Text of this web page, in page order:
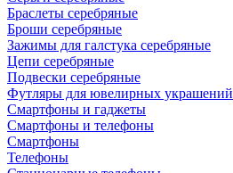
Браслеты серебряные
Броши серебряные
Зажимы для галстука серебряные
Цепи серебряные
Подвески серебряные
Футляры для ювелирных украшений
Смартфоны и гаджеты
Смартфоны и телефоны
Смартфоны
Телефоны